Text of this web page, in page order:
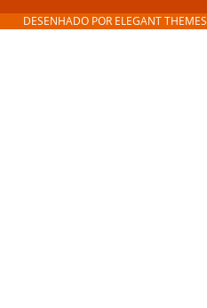
DESENHADO POR ELEGANT THEMES